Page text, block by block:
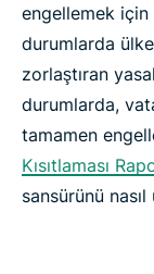
engellemek için
durumlarda
zorlaştıran
durumlarda,
tamamen
Kısıtlaması
sansürünü nasıl